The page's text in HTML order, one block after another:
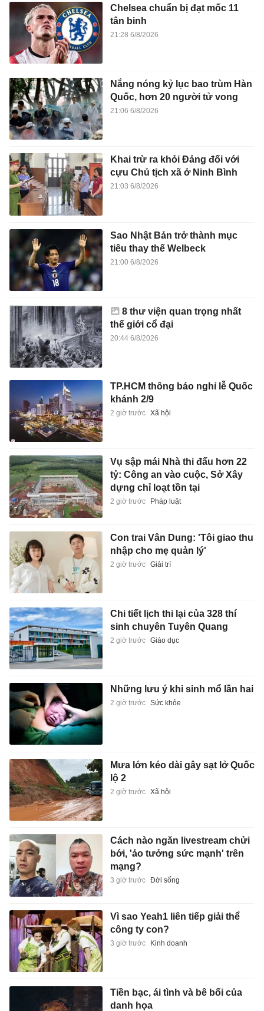
Chelsea chuẩn bị đạt mốc 11
tân binh
21:28 6/8/2026
Nắng nóng kỷ lục bao trùm Hàn
Quốc, hơn 20 người tử vong
21:06 6/8/2026
Khai trừ ra khỏi Đảng đối với
cựu Chủ tịch xã ở Ninh Bình
21:03 6/8/2026
Sao Nhật Bản trở thành mục
tiêu thay thế Welbeck
21:00 6/8/2026
8 thư viện quan trọng nhất
thế giới cổ đại
20:44 6/8/2026
TP.HCM thông báo nghỉ lễ Quốc
khánh 2/9
2 giờ trước Xã hội
Vụ sập mái Nhà thi đấu hơn 22
tỷ: Công an vào cuộc, Sở Xây
dựng chỉ loạt tồn tại
2 giờ trước Pháp luật
Con trai Vân Dung: 'Tôi giao thu
nhập cho mẹ quản lý'
2 giờ trước Giải trí
Chi tiết lịch thi lại của 328 thí
sinh chuyên Tuyên Quang
2 giờ trước Giáo dục
Những lưu ý khi sinh mổ lần hai
2 giờ trước Sức khỏe
Mưa lớn kéo dài gây sạt lở Quốc
lộ 2
2 giờ trước Xã hội
Cách nào ngăn livestream chửi
bới, 'ảo tưởng sức mạnh' trên
mạng?
3 giờ trước Đời sống
Vì sao Yeah1 liên tiếp giải thể
công ty con?
3 giờ trước Kinh doanh
Tiền bạc, ái tình và bê bối của
danh họa